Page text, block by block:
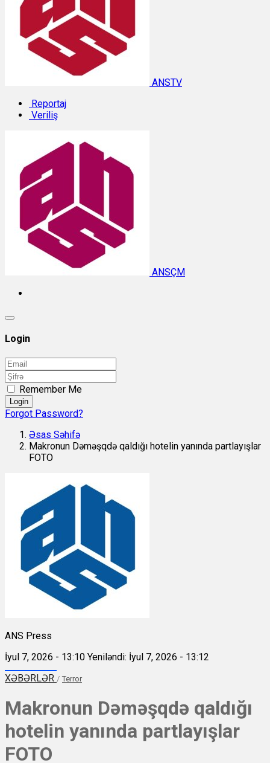
ANSTV
Reportaj
Veriliş
ANSÇM
Login
Remember Me
Login
Forgot Password?
Əsas Səhifə
Makronun Dəməşqdə qaldığı hotelin yanında partlayışlar
FOTO
ANS Press
İyul 7, 2026 - 13:10 Yeniləndi: İyul 7, 2026 - 13:12
XƏBƏRLƏR / Terror
Makronun Dəməşqdə qaldığı
hotelin yanında partlayışlar
FOTO